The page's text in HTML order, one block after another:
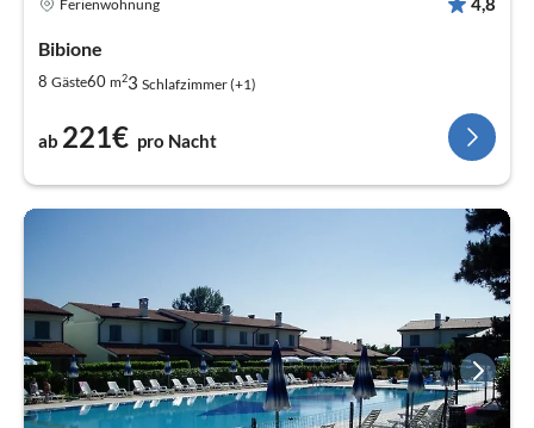
Ferienwohnung
Bibione
8 Gäste60 m23 Schlafzimmer (+1)
ab 221€ pro Nacht